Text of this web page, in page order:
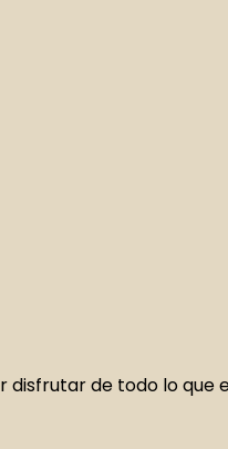
disfrutar de todo lo que